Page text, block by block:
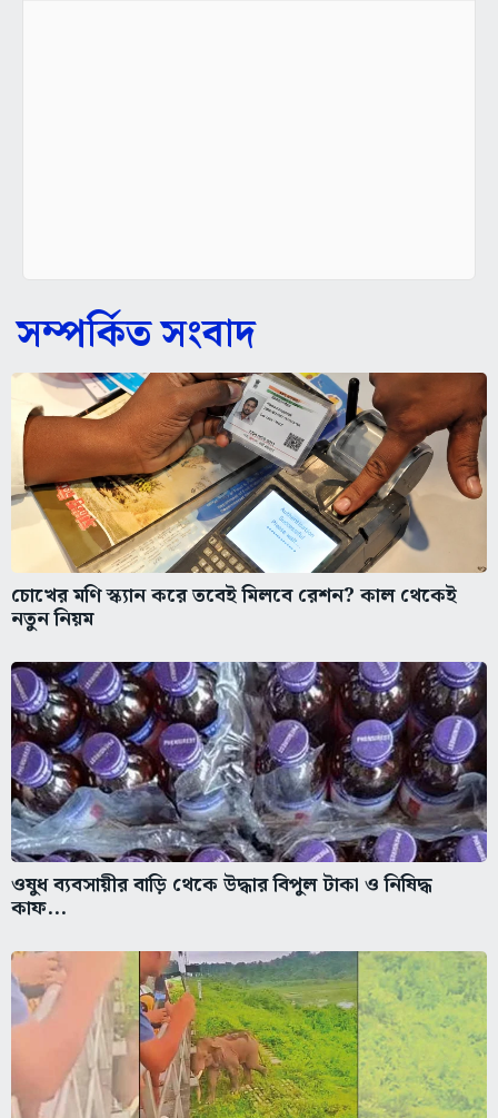
সম্পর্কিত সংবাদ
চোখের মণি স্ক্যান করে তবেই মিলবে রেশন? কাল থেকেই
নতুন নিয়ম
ওষুধ ব্যবসায়ীর বাড়ি থেকে উদ্ধার বিপুল টাকা ও নিষিদ্ধ
কাফ...